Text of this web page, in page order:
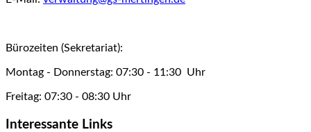
Bürozeiten (Sekretariat):
Montag - Donnerstag: 07:30 - 11:30 Uhr
Freitag: 07:30 - 08:30 Uhr
Interessante Links